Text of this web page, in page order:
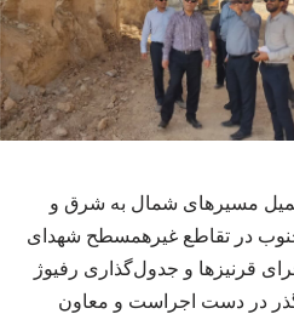
مسیرهای شمال به شرق و
در تقاطع غیرهمسطح شهدای
قرنیزها و جدول‌گذاری رفیوژ
در دست اجراست و معاون